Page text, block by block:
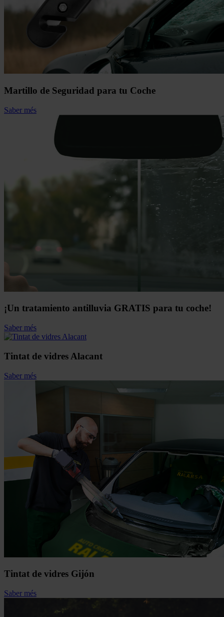
Martillo de Seguridad para tu Coche
Saber més
¡Un tratamiento antilluvia GRATIS para tu coche!
Saber més
Tintat de vidres Alacant
Saber més
Tintat de vidres Gijón
Saber més